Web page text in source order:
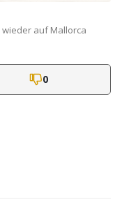
auf Mallorca
0